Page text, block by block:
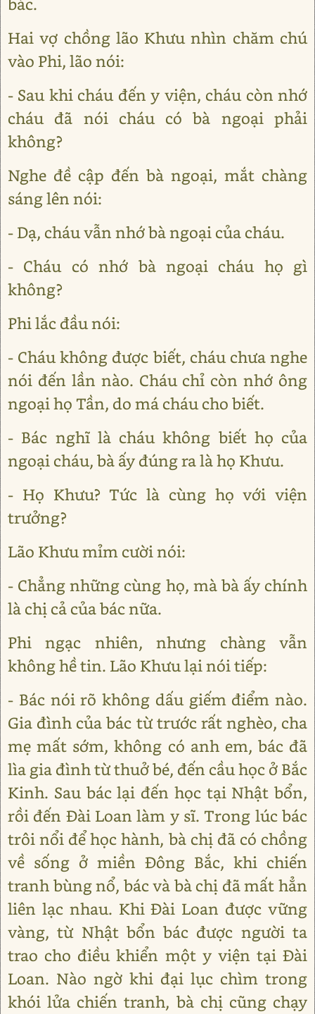
Hai vợ chồng lão Khưu nhìn chăm chú
vào Phi, lão nói:
- Sau khi cháu đến y viện, cháu còn nhớ
cháu đã nói cháu có bà ngoại phải
không?
Nghe đề cập đến bà ngoại, mắt chàng
sáng lên nói:
- Dạ, cháu vẫn nhớ bà ngoại của cháu.
- Cháu có nhớ bà ngoại cháu họ gì
không?
Phi lắc đầu nói:
- Cháu không được biết, cháu chưa nghe
nói đến lần nào. Cháu chỉ còn nhớ ông
ngoại họ Tần, do má cháu cho biết.
- Bác nghĩ là cháu không biết họ của
ngoại cháu, bà ấy đúng ra là họ Khưu.
- Họ Khưu? Tức là cùng họ với viện
trưởng?
Lão Khưu mỉm cười nói:
- Chẳng những cùng họ, mà bà ấy chính
là chị cả của bác nữa.
Phi ngạc nhiên, nhưng chàng vẫn
không hề tin. Lão Khưu lại nói tiếp:
- Bác nói rõ không dấu giếm điểm nào.
Gia đình của bác từ trước rất nghèo, cha
mẹ mất sớm, không có anh em, bác đã
lìa gia đình từ thuở bé, đến cầu học ở Bắc
Kinh. Sau bác lại đến học tại Nhật bổn,
rồi đến Đài Loan làm y sĩ. Trong lúc bác
trôi nổi để học hành, bà chị đã có chồng
về sống ở miền Đông Bắc, khi chiến
tranh bùng nổ, bác và bà chị đã mất hẳn
liên lạc nhau. Khi Đài Loan được vững
vàng, từ Nhật bổn bác được người ta
trao cho điều khiển một y viện tại Đài
Loan. Nào ngờ khi đại lục chìm trong
khói lửa chiến tranh, bà chị cũng chạy